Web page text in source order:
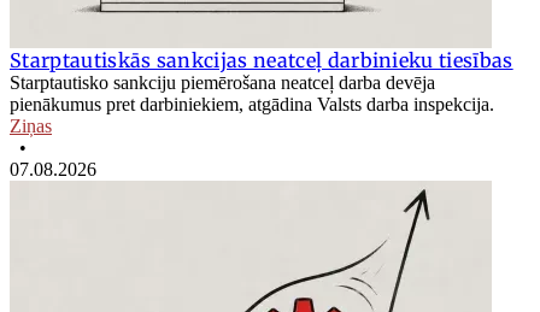
Starptautiskās sankcijas neatceļ darbinieku tiesības
Starptautisko sankciju piemērošana neatceļ darba devēja
pienākumus pret darbiniekiem, atgādina Valsts darba inspekcija.
Ziņas
•
07.08.2026